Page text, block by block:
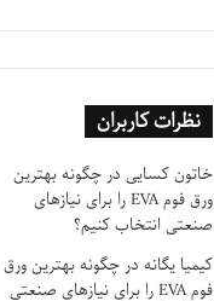
نظرات کاربران
خاتون کسایی درچگونه بهترین
ورق فوم EVA را برای نیازهای
صنعتی انتخاب کنیم؟
کیمیا یگانه درچگونه بهترین ورق
فوم EVA را برای نیازهای صنعتی